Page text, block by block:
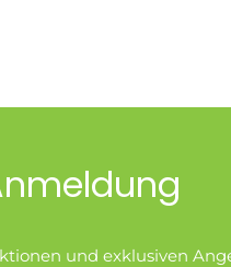
und exklusiven